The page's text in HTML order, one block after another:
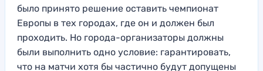
было принято решение оставить чемпионат
Европы в тех городах, где он и должен был
проходить. Но города-организаторы должны
были выполнить одно условие: гарантировать,
что на матчи хотя бы частично будут допущены